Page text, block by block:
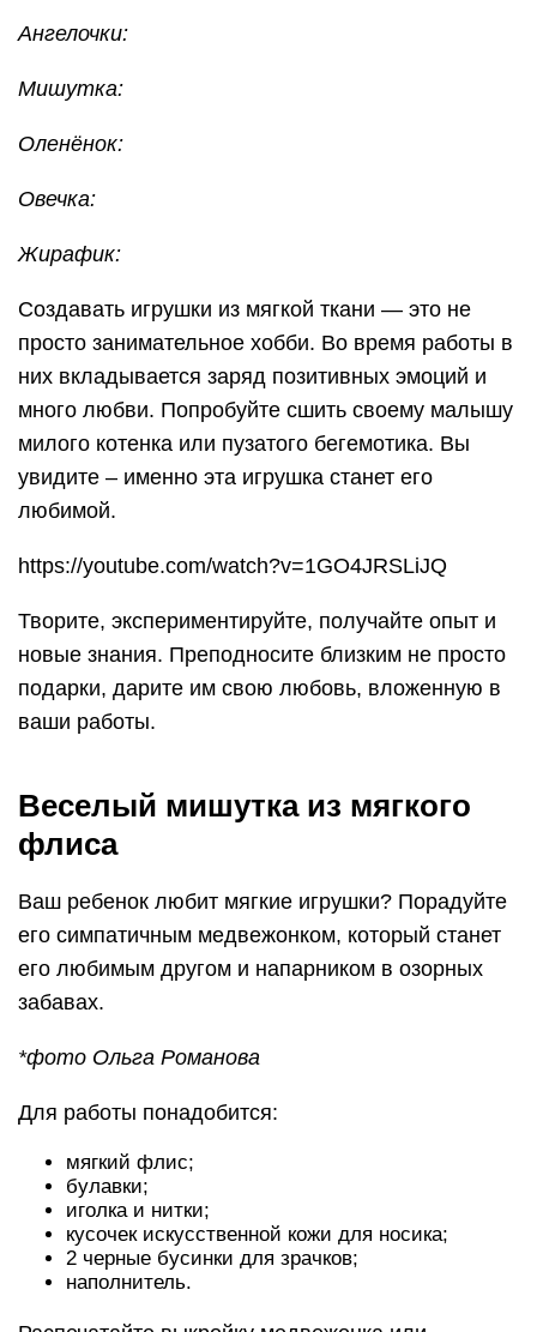
Ангелочки:
Мишутка:
Оленёнок:
Овечка:
Жирафик:
Создавать игрушки из мягкой ткани — это не
просто занимательное хобби. Во время работы в
них вкладывается заряд позитивных эмоций и
много любви. Попробуйте сшить своему малышу
милого котенка или пузатого бегемотика. Вы
увидите ‒ именно эта игрушка станет его
любимой.
https://youtube.com/watch?v=1GO4JRSLiJQ
Творите, экспериментируйте, получайте опыт и
новые знания. Преподносите близким не просто
подарки, дарите им свою любовь, вложенную в
ваши работы.
Веселый мишутка из мягкого
флиса
Ваш ребенок любит мягкие игрушки? Порадуйте
его симпатичным медвежонком, который станет
его любимым другом и напарником в озорных
забавах.
*фото Ольга Романова
Для работы понадобится:
мягкий флис;
булавки;
иголка и нитки;
кусочек искусственной кожи для носика;
2 черные бусинки для зрачков;
наполнитель.